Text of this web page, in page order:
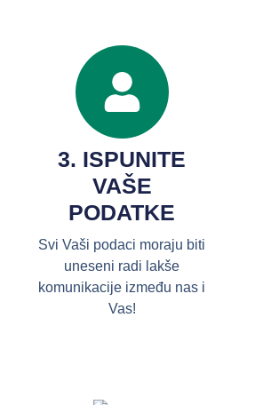
3. ISPUNITE
VAŠE
PODATKE
Svi Vaši podaci moraju biti
uneseni radi lakše
komunikacije između nas i
Vas!